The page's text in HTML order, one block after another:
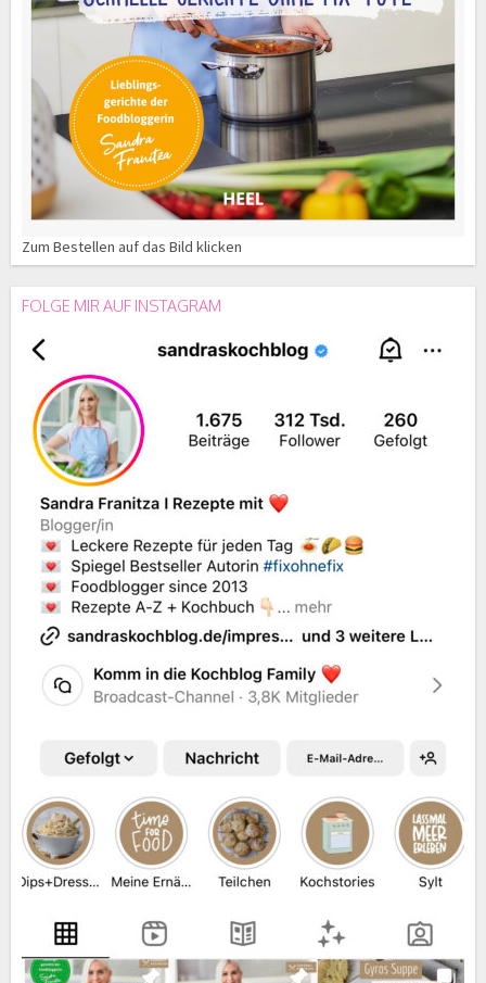
Zum Bestellen auf das Bild klicken
FOLGE MIR AUF INSTAGRAM